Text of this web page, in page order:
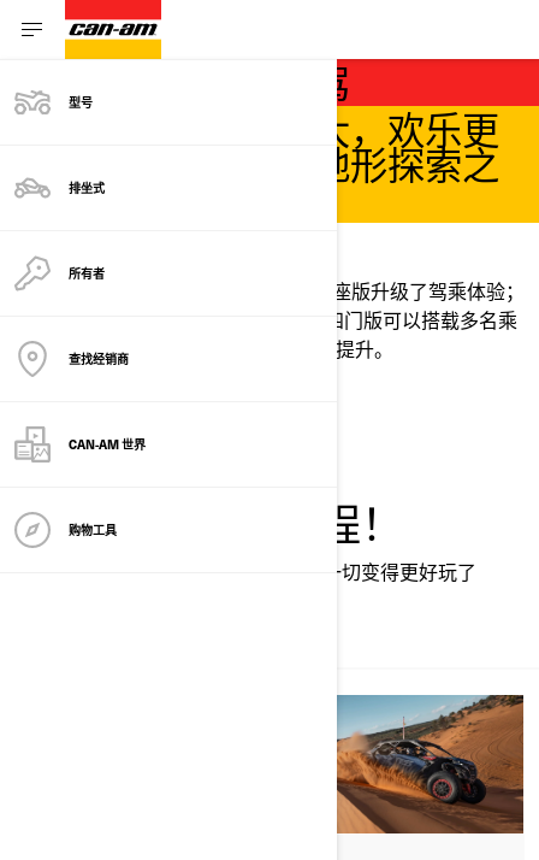
型号
排坐式
所有者
查找经销商
CAN-AM 世界
购物工具
挑选您的全地形座驾
动力更强，空间更大，欢乐更
多。今年，您的全地形探索之
路将充满激情！
正确打开探索模式
全新开拓者动力更强；开拓者 PRO 两座版升级了驾乘体验；
守卫者增加了新功能；配备独行侠 R 四门版可以搭载多名乘
客；独行侠 X3 的舒适性和性能均得到提升。
成就辉煌的新旅程！
更强动力、更大空间外加高级功能，一切变得更好玩了